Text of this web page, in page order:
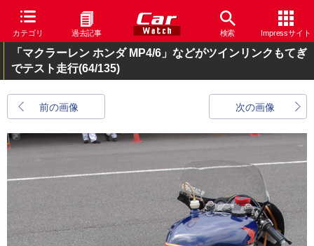
カテゴリ 過去記事 検索 Impressサイト
「マクラーレン ホンダ MP4/6」などがツインリンクもてぎ
でテスト走行(64/135)
前の画像 次の画像